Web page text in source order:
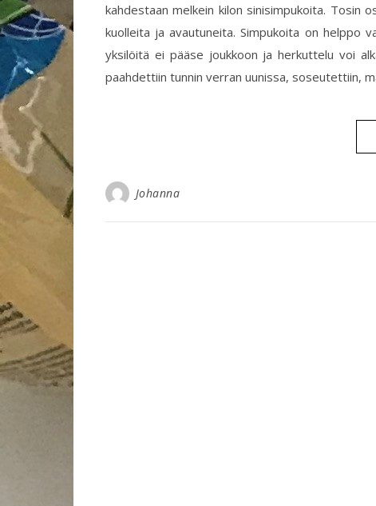
kahdestaan melkein kilon sinisimpukoita. Tosin
kuolleita ja avautuneita. Simpukoita on helppo
yksilöitä ei pääse joukkoon ja herkuttelu voi
paahdettiin tunnin verran uunissa, soseutettiin,
Johanna